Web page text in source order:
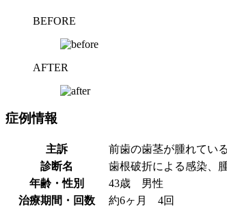
BEFORE
AFTER
症例情報
主訴
前歯の歯茎が腫れてい
診断名
歯根破折による感染、
年齢・性別
43歳 男性
治療期間・回数
約6ヶ月 4回